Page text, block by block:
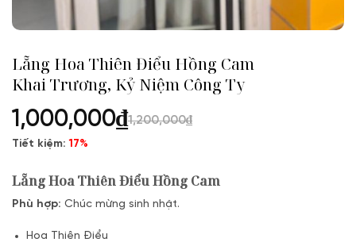
Lẵng Hoa Thiên Điểu Hồng Cam
Khai Trương, Kỷ Niệm Công Ty
1,000,000₫1,200,000₫
Tiết kiệm:17%
Lẵng Hoa Thiên Điểu Hồng Cam
Phù hợp: Chúc mừng sinh nhật.
Hoa Thiên Điểu